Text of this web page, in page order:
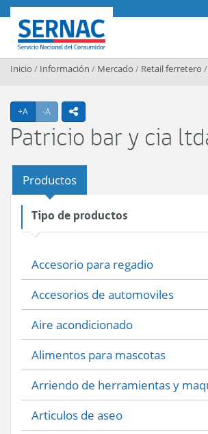
Contenido principal
SERNAC
Inicio / Información / Mercado / Retail ferretero /
+A Agrandar texto
-A Achicar textoicono compartir
Patricio bar y cia
Productos
Tipo de productos
Accesorio para regadio
Accesorios de automoviles
Aire acondicionado
Alimentos para mascotas
Arriendo de herramientas y
Articulos de aseo